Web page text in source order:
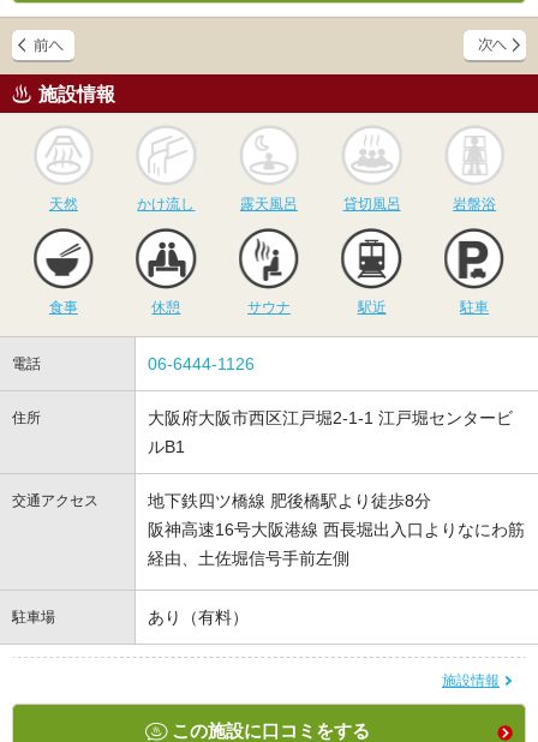
施設情報
天然
かけ流し
かけ流し
露天風呂
露天風呂
貸切風呂
貸切風呂 岩盤浴
食事 休憩
サウナ
サウナ 駅近 駐車
電話 06-6444-1126
住所
大阪府大阪市西区江戸堀2-1-1 江戸堀センタービ
ルB1
交通アクセス
地下鉄四ツ橋線 肥後橋駅より徒歩8分
阪神高速16号大阪港線 西長堀出入口よりなにわ筋
経由、土佐堀信号手前左側
駐車場 あり（有料）
施設情報
この施設に口コミをする